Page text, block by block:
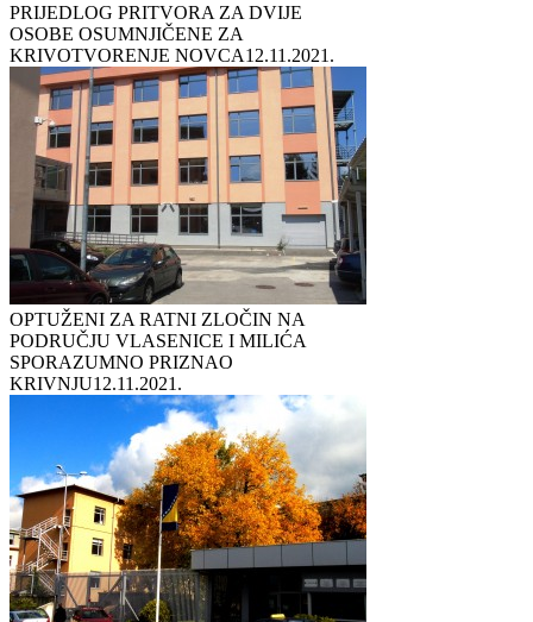
PRIJEDLOG PRITVORA ZA DVIJE
OSOBE OSUMNJIČENE ZA
KRIVOTVORENJE NOVCA12.11.2021.
OPTUŽENI ZA RATNI ZLOČIN NA
PODRUČJU VLASENICE I MILIĆA
SPORAZUMNO PRIZNAO
KRIVNJU12.11.2021.